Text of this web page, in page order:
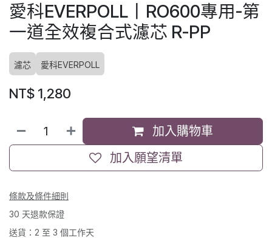
愛科EVERPOLL丨RO600專用-第
一道全效複合式濾芯 R-PP
濾芯 愛科EVERPOLL
NT$ 1,280
加入購物車
加入願望清單
條款及條件細則
30 天退款保證
送貨：2 至 3 個工作天